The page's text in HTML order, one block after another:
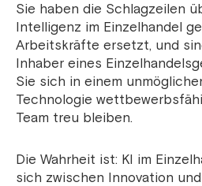
Sie haben die Schlagzeilen
Intelligenz im Einzelhandel
Arbeitskräfte ersetzt, und
Inhaber eines
Sie sich in einem
Technologie
Team treu bleiben.
Die Wahrheit ist: KI im
sich zwischen Innovation